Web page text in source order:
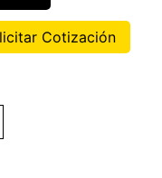
Cotización